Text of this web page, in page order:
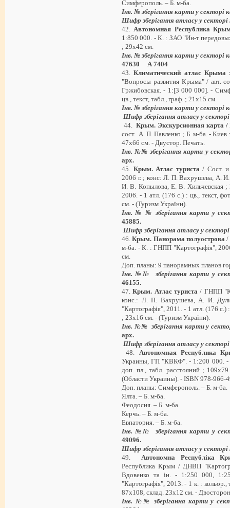
Симферополь. – Б. м-ба.
Інв. № зберігання карти у секторі
Шифр зберігання атласу у
42.Автономная Республика
1:850 000. - К. : ЗАО "Ин-т
; 29х42 см.
Інв. № зберігання карти у секторі
47630 А 7404
43.Климатический атлас
"Вопросы развития Крыма" / авт.-
Гржибовская. - 1:[3 000 000]. -
цв., текст, табл., граф. ; 21х15 см.
Інв. № зберігання карти у секторі
Шифр зберігання атласу у
44.Крым. Экскурсионная карта /
сост. А. П. Павленко ; Б. м-ба. - Киев
47х66 см. - Двустор. Печать.
Інв. №№ зберігання карти у
арх.
45. Крым. Атлас туриста / Сост. и
2006 г. ; конс: Л. П. Вахрушева, А.
И. В. Копылова, Е. В. Хильчевская
2006. - 1 атл. (176 с.) : цв., текст,
см. - (Туризм України).
Інв. № № зберігання карти у
45885.
Шифр зберігання атласу у
46.Крым. Панорама полуострова /
м-ба. - К. : ГНПП "Картографія",
см.
Доп. планы: 9 панорамных планов
Інв. №№ зберігання карти у
46155.
47.Крым. Атлас туриста/ ГНПП
конс.: Л. П. Вахрушева, А. И.
"Картографія", 2011. - 1 атл. (176 с.)
; 23х16 см. - (Туризм України).
Інв. №№ зберігання карти у
арх.
Шифр зберігання атласу у
48. Автономная Республика
Украины, ГП "КВКФ". - 1:200 000.
доп. пл., табл. расстояний ;
(Области Украины). - ISBN 978-966-
Доп. планы: Симферополь. – Б. м-ба.
Ялта. – Б. м-ба.
Феодосия. – Б. м-ба.
Керчь. – Б. м-ба.
Евпатория. – Б. м-ба.
Інв. №№ зберігання карти у
49096.
Шифр зберігання атласу у
49. Автономна Республіка
Республика Крым / ДНВП
Вдовенко та ін. - 1:250 000,
"Картографія", 2013. - 1 к. : кольор.,
87х108, склад. 23х12 см. -
Інв. №№ зберігання карти у